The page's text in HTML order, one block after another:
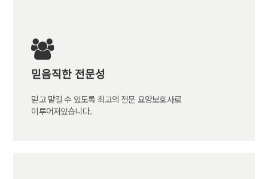
믿음직한 전문성
믿고 맡길 수 있도록 최고의 전문 요양보호사로
이루어져있습니다.